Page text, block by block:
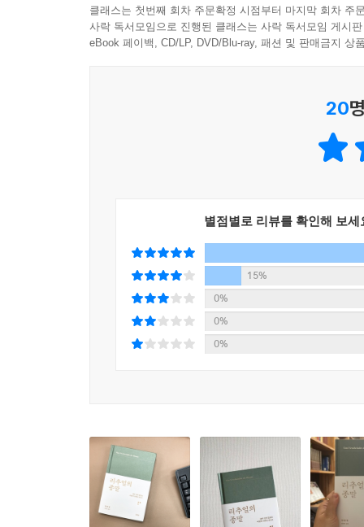
자유주의적인 사회는 각각의 개인을 감시 대상으
생산과 소비를 강제하고, 이에 방해가 되는 것들
것을 생산하고 소비하고 업데이트해야 하는 세계,
같은 OTT 서비스를 통해 시리즈물을 지칠 때까
사람들은 개별화, 원자화된다. 역자의 말대로 “
호흡하며 산다”(159쪽). 언어는 “놀이하는 대신
살해했는지를 기록한 ‘득점표’가 교부되는) 드
자아, 소망, 소비의 저편, 새로운 삶의 방식을 찾아
이러한 진단이 너무 부정적인 것 아닌가 싶을
명기되었고, 부록의 인터뷰에서도 강조하는 것처
끊임없는 생산과 소비, 욕망과 나르시시즘의 덫
실마리를 제공하며, ”자아의 저편, 소망의 저편,
인터뷰를 번역해 부록으로 실었다. 독자가 본문
설명이 들어 있다. 팬데믹이 가져올 사회적 변화
클래스는 첫번째 회차 주문확정 시점부터 마지막 회차 주
사락 독서모임으로 진행된 클래스는 사락 독서모임 게시
eBook 페이백, CD/LP, DVD/Blu-ray, 패션 및 판매금지 상
20
별점별로 리뷰를 확인해 보세
15%
0%
0%
0%